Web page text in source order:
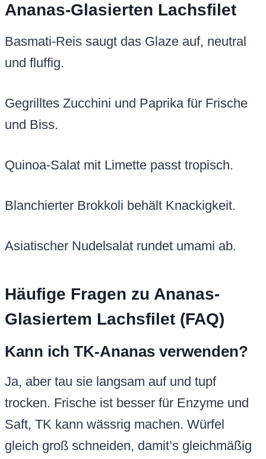
Ananas-Glasierten Lachsfilet
Basmati-Reis saugt das Glaze auf, neutral
und fluffig.
Gegrilltes Zucchini und Paprika für Frische
und Biss.
Quinoa-Salat mit Limette passt tropisch.
Blanchierter Brokkoli behält Knackigkeit.
Asiatischer Nudelsalat rundet umami ab.
Häufige Fragen zu Ananas-
Glasiertem Lachsfilet (FAQ)
Kann ich TK-Ananas verwenden?
Ja, aber tau sie langsam auf und tupf
trocken. Frische ist besser für Enzyme und
Saft, TK kann wässrig machen. Würfel
gleich groß schneiden, damit’s gleichmäßig